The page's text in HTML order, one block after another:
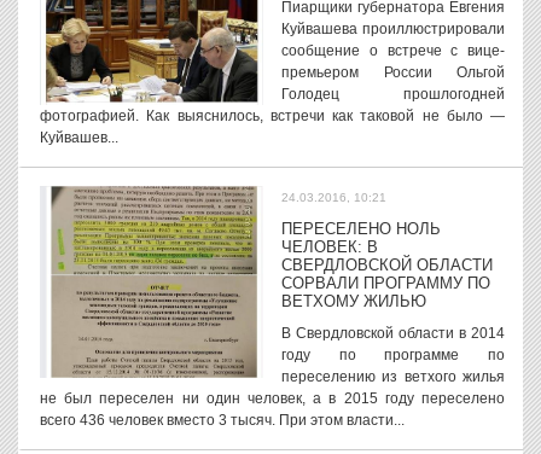
Пиарщики губернатора Евгения
Куйвашева проиллюстрировали
сообщение о встрече с вице-
премьером России Ольгой
Голодец прошлогодней
фотографией. Как выяснилось, встречи как таковой не было —
Куйвашев...
24.03.2016, 10:21
ПЕРЕСЕЛЕНО НОЛЬ
ЧЕЛОВЕК: В
СВЕРДЛОВСКОЙ ОБЛАСТИ
СОРВАЛИ ПРОГРАММУ ПО
ВЕТХОМУ ЖИЛЬЮ
В Свердловской области в 2014
году по программе по
переселению из ветхого жилья
не был переселен ни один человек, а в 2015 году переселено
всего 436 человек вместо 3 тысяч. При этом власти...